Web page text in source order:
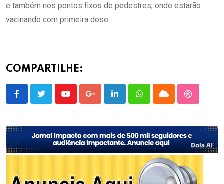
e também nos pontos fixos de pedestres, onde estarão
vacinando com primeira dose.
COMPARTILHE:
YoutubeGoogle+LinkedInWhatsappCloud